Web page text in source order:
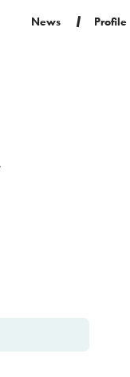
News Profile